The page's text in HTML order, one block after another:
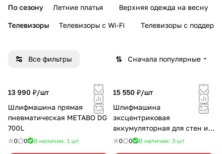
По сезону Летние платья Верхняя одежда на весну
Телевизоры Телевизоры с Wi-Fi Телевизоры с
Все фильтры Сначала популярные
13 990 ₽/шт
Шлифмашина прямая
пневматическая METABO DG
700L
0 0 В наличии: 1 шт
15 550 ₽/шт
Шлифмашина
эксцентриковая
аккумуляторная для стен и
потолка EINHELL TE-DW
0 0 В наличии: 3 шт